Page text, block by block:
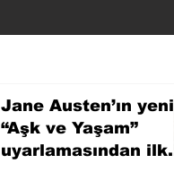
Jane Austen’ın yeni
“Aşk ve Yaşam”
uyarlamasından ilk